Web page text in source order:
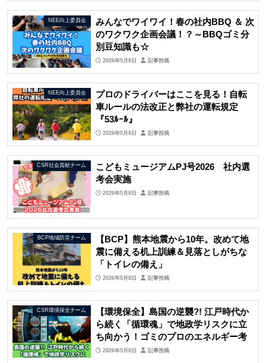
NEE向上委員会
みんなでワイワイ！春の社内BBQ ＆ 次
のワクワク企画会議！？～BBQゴミ分
別豆知識も☆
2026年5月8日 記事投稿
NEE向上委員会
プロのドライバーはここを見る！自転
車ルールの法改正と弊社の運転規定
『53ﾙｰﾙ』
2026年5月8日 記事投稿
CSR社会貢献チーム
こどもミュージアムPJ号2026 社内選
考会実施
2026年5月8日 記事投稿
BCP地域防災チーム
【BCP】熊本地震から10年。改めて地
震に備える机上訓練＆見落としがちな
「トイレの備え」
2026年5月8日 記事投稿
CSR環境保全チーム
【環境保全】島国の逆襲?! 江戸時代か
ら続く「循環魂」で地政学リスクに立
ち向かう！ゴミのプロのエネルギー考
2026年5月8日 記事投稿